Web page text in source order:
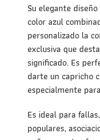
Su elegante
color azul
personalizado la
exclusiva que
significado. Es
darte un capricho
especialmente
Es ideal para
populares,